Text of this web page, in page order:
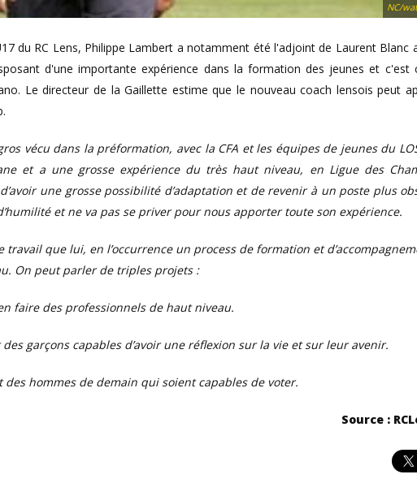
NC/
du RC Lens, Philippe Lambert a notamment été l'adjoint de Laurent Blanc
d'une importante expérience dans la formation des jeunes et c'est
Le directeur de la Gaillette estime que le nouveau coach lensois peut
vécu dans la préformation, avec la CFA et les équipes de jeunes du
et a une grosse expérience du très haut niveau, en Ligue des
une grosse possibilité d’adaptation et de revenir à un poste plus
et ne va pas se priver pour nous apporter toute son expérience.
travail que lui, en l’occurrence un process de formation et
On peut parler de triples projets :
faire des professionnels de haut niveau.
garçons capables d’avoir une réflexion sur la vie et sur leur avenir.
hommes de demain qui soient capables de voter.
Source :